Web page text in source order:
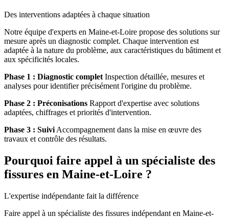
Des interventions adaptées à chaque situation
Notre équipe d'experts en Maine-et-Loire propose des solutions sur
mesure après un diagnostic complet. Chaque intervention est
adaptée à la nature du problème, aux caractéristiques du bâtiment et
aux spécificités locales.
Phase 1 : Diagnostic complet Inspection détaillée, mesures et
analyses pour identifier précisément l'origine du problème.
Phase 2 : Préconisations Rapport d'expertise avec solutions
adaptées, chiffrages et priorités d'intervention.
Phase 3 : Suivi Accompagnement dans la mise en œuvre des
travaux et contrôle des résultats.
Pourquoi faire appel à un spécialiste des
fissures en Maine-et-Loire ?
L'expertise indépendante fait la différence
Faire appel à un spécialiste des fissures indépendant en Maine-et-